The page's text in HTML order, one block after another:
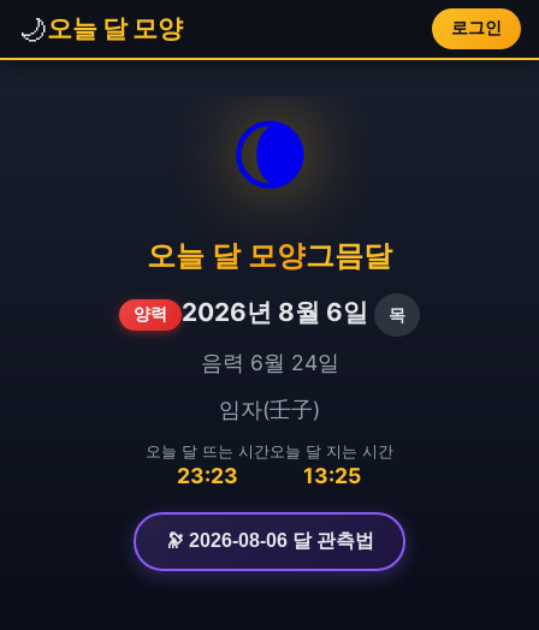
🌙오늘 달 모양 로그인
🌘
오늘 달 모양그믐달
양력 2026년 8월 6일 목
음력 6월 24일
임자(壬子)
오늘 달 뜨는 시간
23:23
오늘 달 지는 시간
13:25
🔭 2026-08-06 달 관측법